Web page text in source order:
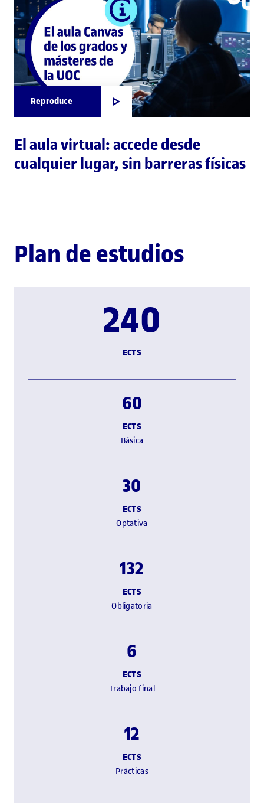
Reproduce
El aula virtual: accede desde
cualquier lugar, sin barreras físicas
Plan de estudios
240
ECTS
60
ECTS
Básica
30
ECTS
Optativa
132
ECTS
Obligatoria
6
ECTS
Trabajo final
12
ECTS
Prácticas